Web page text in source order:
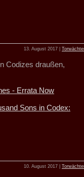
13. August 2017 |
Codizes draußen,
- Errata Now
Sons in Codex:
10. August 2017 |